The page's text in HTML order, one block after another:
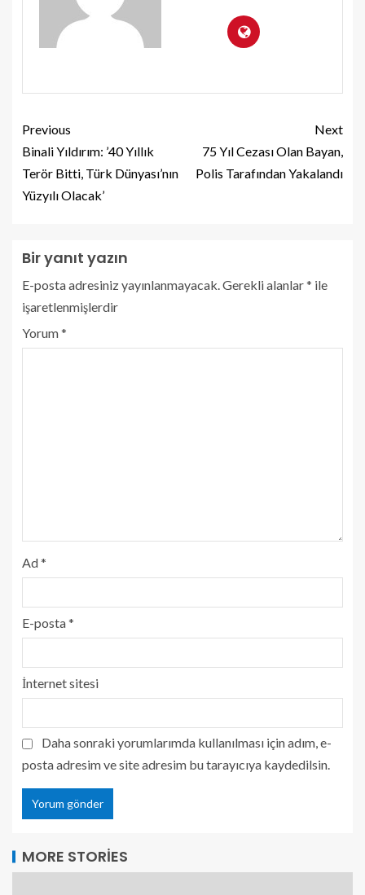
Previous
Binali Yıldırım: ’40 Yıllık
Terör Bitti, Türk Dünyası’nın
Yüzyılı Olacak’
Next
75 Yıl Cezası Olan Bayan,
Polis Tarafından Yakalandı
Bir yanıt yazın
E-posta adresiniz yayınlanmayacak.Gerekli alanlar* ile
işaretlenmişlerdir
Yorum*
Ad*
E-posta*
İnternet sitesi
Daha sonraki yorumlarımda kullanılması için adım, e-
posta adresim ve site adresim bu tarayıcıya kaydedilsin.
MORE STORIES